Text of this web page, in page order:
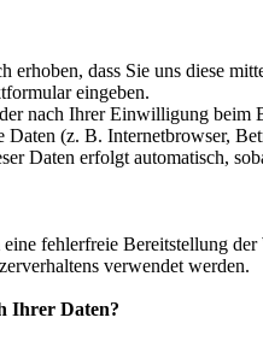
erhoben, dass Sie uns diese
eingeben.
nach Ihrer Einwilligung beim
Daten (z. B. Internetbrowser,
Daten erfolgt automatisch,
fehlerfreie Bereitstellung
verwendet werden.
Ihrer Daten?